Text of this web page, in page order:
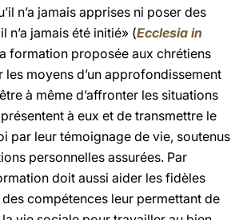
n’a jamais apprises ni poser des
n’a jamais été initié» (Ecclesia in
formation proposée aux chrétiens
moyens d’un approfondissement
à même d’affronter les situations
à eux et de transmettre le
par leur témoignage de vie, soutenus
personnelles assurées. Par
doit aussi aider les fidèles
compétences leur permettant de